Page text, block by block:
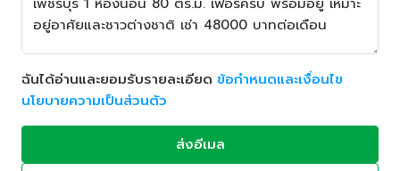
ฉันได้อ่านและยอมรับรายละเอียด ข้อกำหนดและเงื่อนไข
นโยบายความเป็นส่วนตัว
ส่งอีเมล